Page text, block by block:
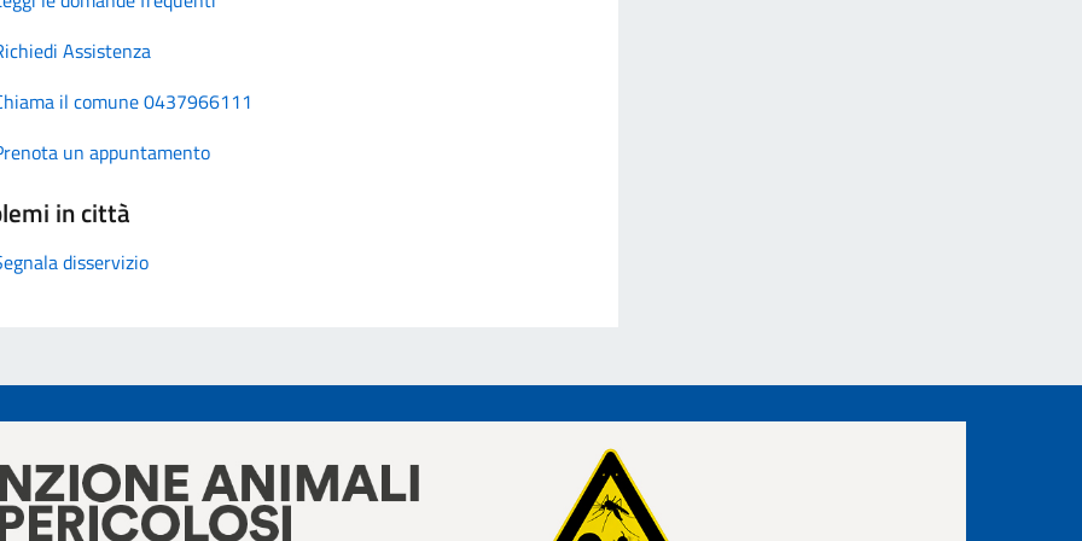
Assistenza
il comune 0437966111
un appuntamento
in città
disservizio